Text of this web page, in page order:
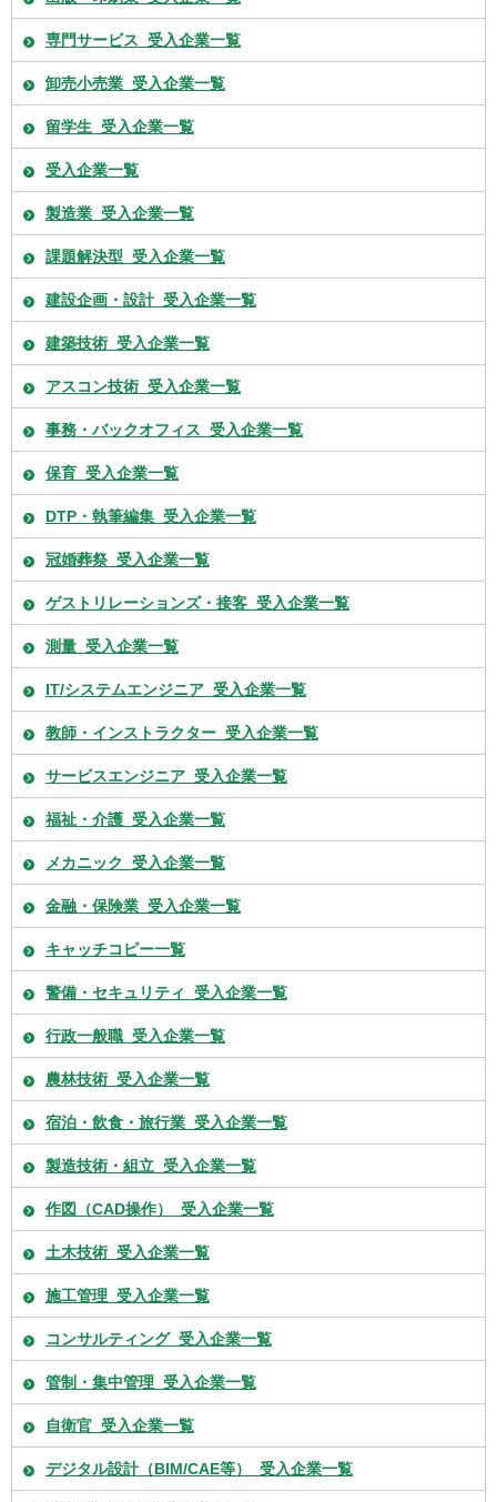
専門サービス_受入企業一覧
卸売小売業_受入企業一覧
留学生_受入企業一覧
受入企業一覧
製造業_受入企業一覧
課題解決型_受入企業一覧
建設企画・設計_受入企業一覧
建築技術_受入企業一覧
アスコン技術_受入企業一覧
事務・バックオフィス_受入企業一覧
保育_受入企業一覧
DTP・執筆編集_受入企業一覧
冠婚葬祭_受入企業一覧
ゲストリレーションズ・接客_受入企業一覧
測量_受入企業一覧
IT/システムエンジニア_受入企業一覧
教師・インストラクター_受入企業一覧
サービスエンジニア_受入企業一覧
福祉・介護_受入企業一覧
メカニック_受入企業一覧
金融・保険業_受入企業一覧
キャッチコピー一覧
警備・セキュリティ_受入企業一覧
行政一般職_受入企業一覧
農林技術_受入企業一覧
宿泊・飲食・旅行業_受入企業一覧
製造技術・組立_受入企業一覧
作図（CAD操作）_受入企業一覧
土木技術_受入企業一覧
施工管理_受入企業一覧
コンサルティング_受入企業一覧
管制・集中管理_受入企業一覧
自衛官_受入企業一覧
デジタル設計（BIM/CAE等）_受入企業一覧